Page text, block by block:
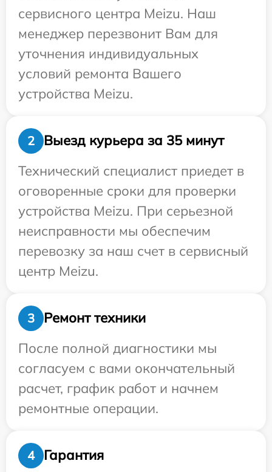
сервисного центра Meizu. Наш
менеджер перезвонит Вам для
уточнения индивидуальных
условий ремонта Вашего
устройства Meizu.
2
Выезд курьера за 35 минут
Технический специалист приедет в
оговоренные сроки для проверки
устройства Meizu. При серьезной
неисправности мы обеспечим
перевозку за наш счет в сервисный
центр Meizu.
3
Ремонт техники
После полной диагностики мы
согласуем с вами окончательный
расчет, график работ и начнем
ремонтные операции.
4 Гарантия